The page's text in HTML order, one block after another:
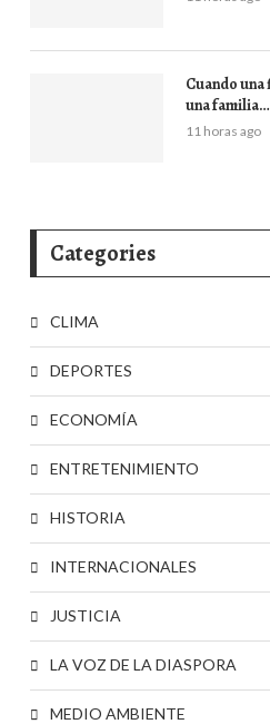
Cuando
una
11 horas ago
Categories
CLIMA
DEPORTES
ECONOMÍA
ENTRETENIMIENTO
HISTORIA
INTERNACIONALES
JUSTICIA
LA VOZ DE LA DIASPORA
MEDIO AMBIENTE